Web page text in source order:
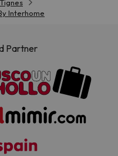
Tignes
Interhome
Partner